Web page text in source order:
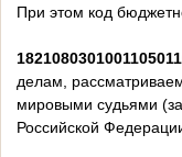
При этом код
делам,
мировыми судьями
Российской